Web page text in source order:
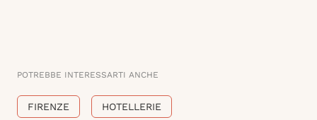
POTREBBE INTERESSARTI ANCHE
FIRENZE HOTELLERIE